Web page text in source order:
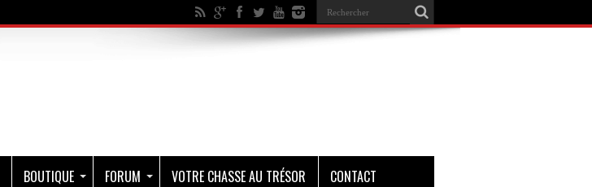
BOUTIQUE FORUM VOTRE CHASSE AU TRÉSOR CONTACT